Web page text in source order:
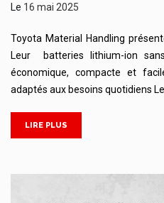
Le 16 mai 2025
Toyota Material Handling
Leur batteries lithium-ion
économique, compacte et
adaptés aux besoins quotidiens
LIRE PLUS